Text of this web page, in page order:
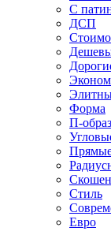
С
ДСП
Форма
П-
Стиль
Евро